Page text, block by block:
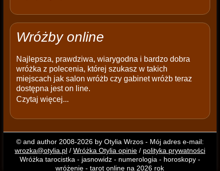
Wróżby online
Najlepsza, prawdziwa, wiarygodna i bardzo dobra
wróżka z polecenia, której szukasz w takich
miejscach jak salon wróżb czy gabinet wróżb teraz
dostępna jest on line.
Czytaj więcej...
© and author 2008-2026 by Otylia Wrzos - Mój adres e-mail:
wrozka@otylia.pl/ Wróżka Otylia opinie/ polityka prywatności
Wróżka tarocistka - jasnowidz - numerologia - horoskopy -
wróżenie - tarot online na 2026 rok